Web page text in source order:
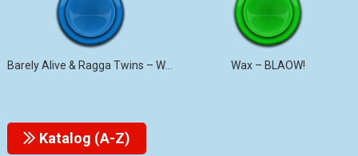
Barely Alive & Ragga Twins – We Set It Wax – BLAOW!
Katalog (A-Z)